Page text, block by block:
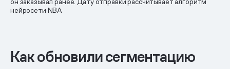
нейросети NBA
Как обновили сегментацию